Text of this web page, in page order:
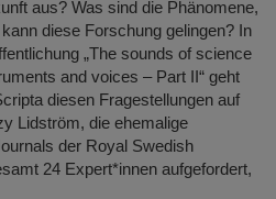
aus? Was sind die Phänomene,
diese Forschung gelingen? In
„The sounds of science
and voices – Part II“ geht
diesen Fragestellungen auf
Lidström, die ehemalige
der Royal Swedish
24 Expert*innen aufgefordert,